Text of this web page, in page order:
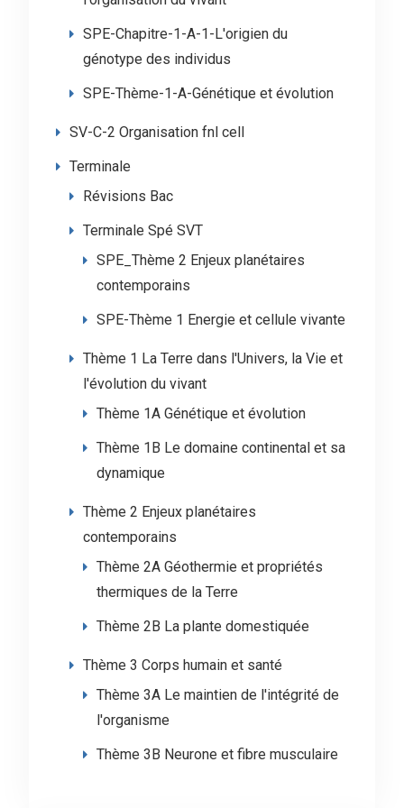
SPE-Chapitre-1-A-1-L'origien du
génotype des individus
SPE-Thème-1-A-Génétique et évolution
SV-C-2 Organisation fnl cell
Terminale
Révisions Bac
Terminale Spé SVT
SPE_Thème 2 Enjeux planétaires
contemporains
SPE-Thème 1 Energie et cellule vivante
Thème 1 La Terre dans l'Univers, la Vie et
l'évolution du vivant
Thème 1A Génétique et évolution
Thème 1B Le domaine continental et sa
dynamique
Thème 2 Enjeux planétaires
contemporains
Thème 2A Géothermie et propriétés
thermiques de la Terre
Thème 2B La plante domestiquée
Thème 3 Corps humain et santé
Thème 3A Le maintien de l'intégrité de
l'organisme
Thème 3B Neurone et fibre musculaire